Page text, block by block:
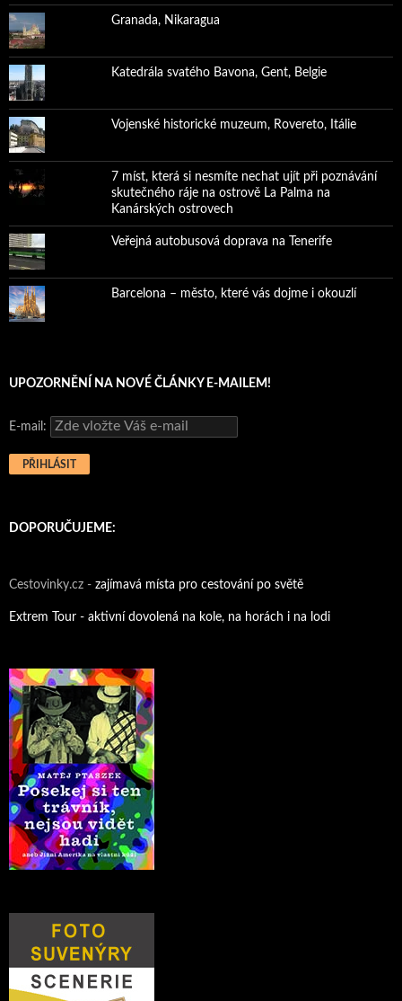
Granada, Nikaragua
Katedrála svatého Bavona, Gent, Belgie
Vojenské historické muzeum, Rovereto, Itálie
7 míst, která si nesmíte nechat ujít při poznávání
skutečného ráje na ostrově La Palma na
Kanárských ostrovech
Veřejná autobusová doprava na Tenerife
Barcelona – město, které vás dojme i okouzlí
UPOZORNĚNÍ NA NOVÉ ČLÁNKY E-MAILEM!
E-mail:
DOPORUČUJEME:
Cestovinky.cz - zajímavá místa pro cestování po světě
Extrem Tour - aktivní dovolená na kole, na horách i na lodi